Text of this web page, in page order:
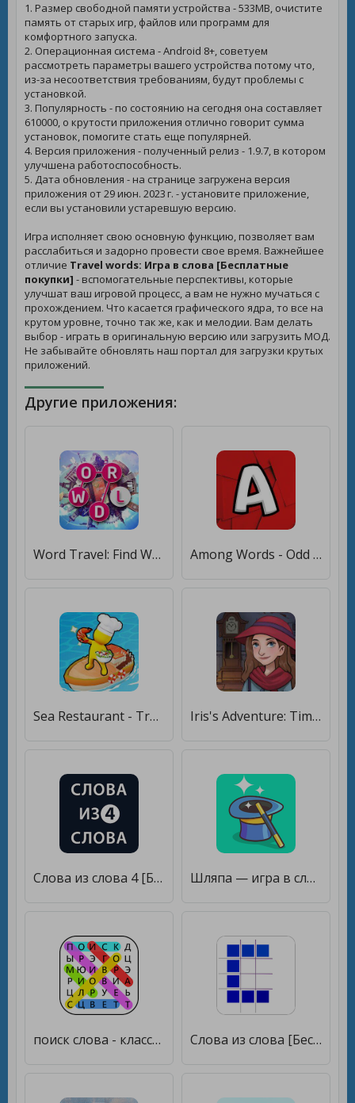
1. Размер свободной памяти устройства - 533MB, очистите
память от старых игр, файлов или программ для
комфортного запуска.
2. Операционная система - Android 8+, советуем
рассмотреть параметры вашего устройства потому что,
из-за несоответствия требованиям, будут проблемы с
установкой.
3. Популярность - по состоянию на сегодня она составляет
610000, о крутости приложения отлично говорит сумма
установок, помогите стать еще популярней.
4. Версия приложения - полученный релиз - 1.9.7, в котором
улучшена работоспособность.
5. Дата обновления - на странице загружена версия
приложения от 29 июн. 2023 г. - установите приложение,
если вы установили устаревшую версию.
Игра исполняет свою основную функцию, позволяет вам
расслабиться и задорно провести свое время. Важнейшее
отличие Travel words: Игра в слова [Бесплатные
покупки] - вспомогательные перспективы, которые
улучшат ваш игровой процесс, а вам не нужно мучаться с
прохождением. Что касается графического ядра, то все на
крутом уровне, точно так же, как и мелодии. Вам делать
выбор - играть в оригинальную версию или загрузить МОД.
Не забывайте обновлять наш портал для загрузки крутых
приложений.
Другие приложения:
Word Travel: Find Words [Много денег] Among Words - Odd Word Out [Бесплатные покупки]
Sea Restaurant - Travel Tycoon [Бесплатные покупки] Iris's Adventure: Time Travel [Бесплатные покупки]
Слова из слова 4 [Бесплатные покупки] Шляпа — игра в слова для компании. Объясни слова! [Бесплатные покупки]
поиск слова - классическая игра в слова найти [Бесплатные покупки] Слова из слова [Бесплатные покупки]